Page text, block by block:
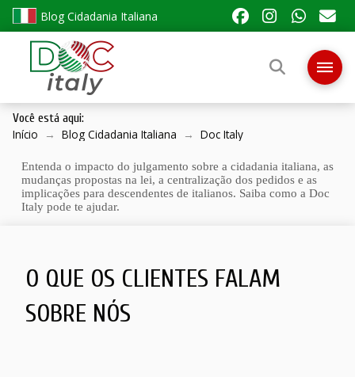
Blog Cidadania Italiana
Você está aqui:
Início → Blog Cidadania Italiana → Doc Italy
Entenda o impacto do julgamento sobre a cidadania italiana, as
mudanças propostas na lei, a centralização dos pedidos e as
implicações para descendentes de italianos. Saiba como a Doc
Italy pode te ajudar.
O QUE OS CLIENTES FALAM
SOBRE NÓS